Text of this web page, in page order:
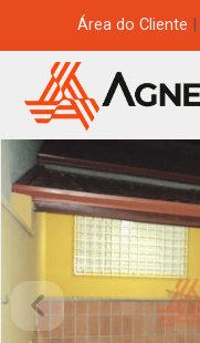
Área do Cliente